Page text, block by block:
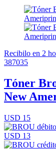
Recibilo en 2
387035
Tóner
New
USD 15
USD 13